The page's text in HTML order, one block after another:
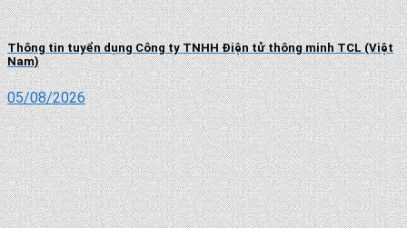
Thông tin tuyển dụng Công ty TNHH Điện tử thông minh TCL (Việt
Nam)
05/08/2026